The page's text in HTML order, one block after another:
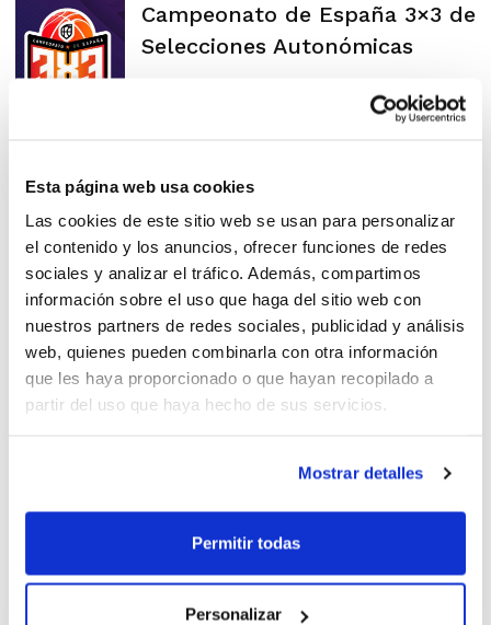
Esta página web usa cookies
Las cookies de este sitio web se usan para personalizar
el contenido y los anuncios, ofrecer funciones de redes
sociales y analizar el tráfico. Además, compartimos
información sobre el uso que haga del sitio web con
nuestros partners de redes sociales, publicidad y análisis
web, quienes pueden combinarla con otra información
que les haya proporcionado o que hayan recopilado a
partir del uso que haya hecho de sus servicios.
Mostrar detalles
Permitir todas
Personalizar
Campeonato de España 3×3 de
Selecciones Autonómicas
Seleccions 3×3 Comunitat
Valenciana U15 i U13
La U15 Femenina és campiona
d'Espanya 3×3!
Campeonato de España 3×3 de